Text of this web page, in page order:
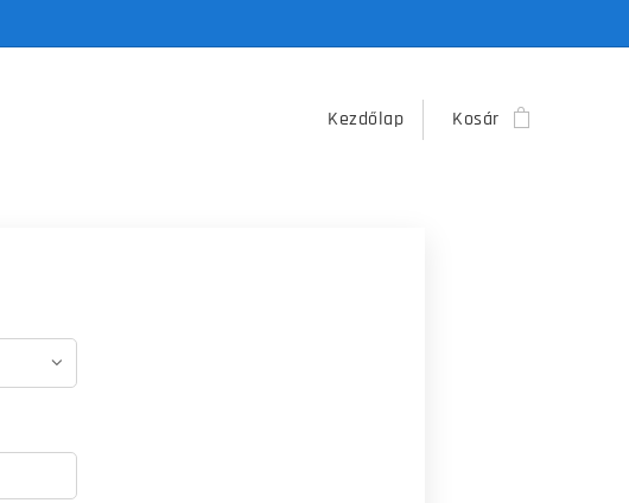
Kezdőlap Kosár